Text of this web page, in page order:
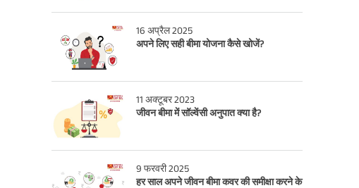
16 अप्रैल 2025
अपने लिए सही बीमा योजना कैसे खोजें?
11 अक्टूबर 2023
जीवन बीमा में सॉल्वेंसी अनुपात क्या है?
9 फरवरी 2025
हर साल अपने जीवन बीमा कवर की समीक्षा करने के